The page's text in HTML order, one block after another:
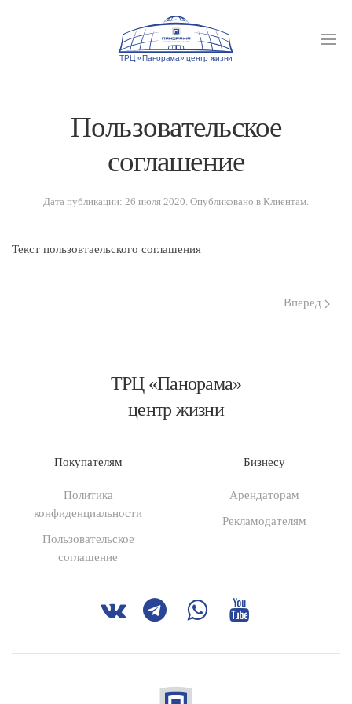
Пользовательское
соглашение
Дата публикации: 26 июля 2020. Опубликовано в Клиентам.
Текст пользовтаельского соглашения
Вперед
ТРЦ «Панорама»
центр жизни
Покупателям
Политика
конфиденциальности
Пользовательское
соглашение
Бизнесу
Арендаторам
Рекламодателям